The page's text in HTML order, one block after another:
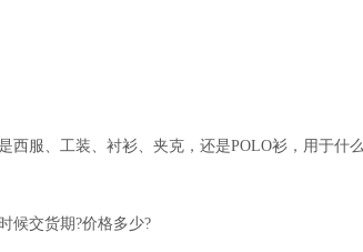
服、工装、衬衫、夹克，还是POLO衫，用于什
交货期?价格多少?